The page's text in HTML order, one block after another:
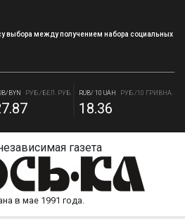
выбора между получением набора социальных
BYN РУБ./БЕЛ. РУБ. RUB/ 10 UAH РУБ./10 ГРИВНА.
18.36
82.17 94.84
газета
в мае 1991 года.